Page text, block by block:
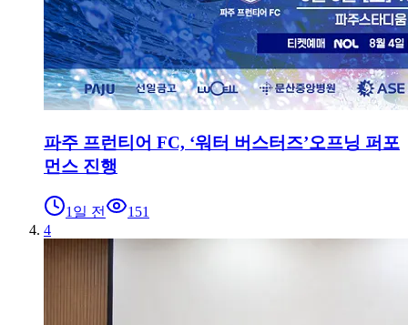
파주 프런티어 FC, ‘워터 버스터즈’오프닝 퍼포
먼스 진행
1일 전
151
4